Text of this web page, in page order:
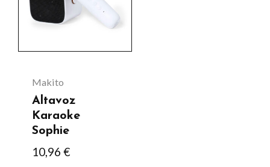
Makito
Altavoz
Karaoke
Sophie
10,96 €
múltiples
variantes.
se
pueden
elegir
en
la